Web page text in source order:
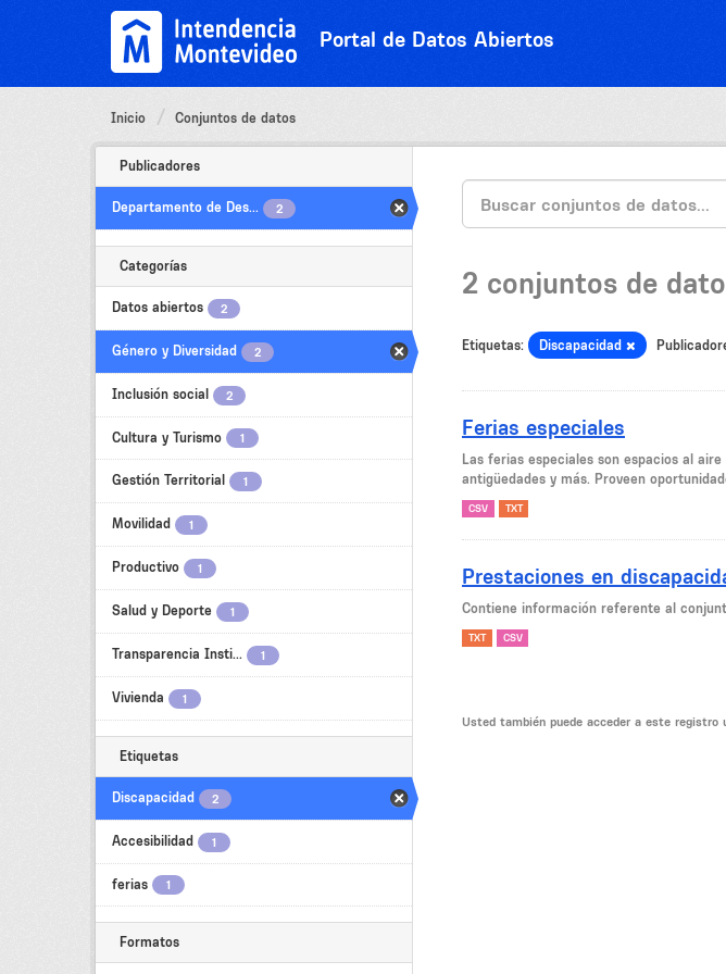
Portal de Datos Abiertos
Inicio Conjuntos de datos
Publicadores
Departamento de Des... 2
Categorías
Datos abiertos 2
Género y Diversidad 2
Inclusión social 2
Cultura y Turismo 1
Gestión Territorial 1
Movilidad 1
Productivo 1
Salud y Deporte 1
Transparencia Insti... 1
Vivienda 1
Etiquetas
Discapacidad 2
Accesibilidad 1
ferias 1
Formatos
2 conjuntos de
Etiquetas: Discapacidad
Ferias especiales
Las ferias especiales son espacios al
antigüedades y más. Proveen
CSV TXT
Prestaciones en
Contiene información referente al
TXT CSV
Usted también puede acceder a este registro